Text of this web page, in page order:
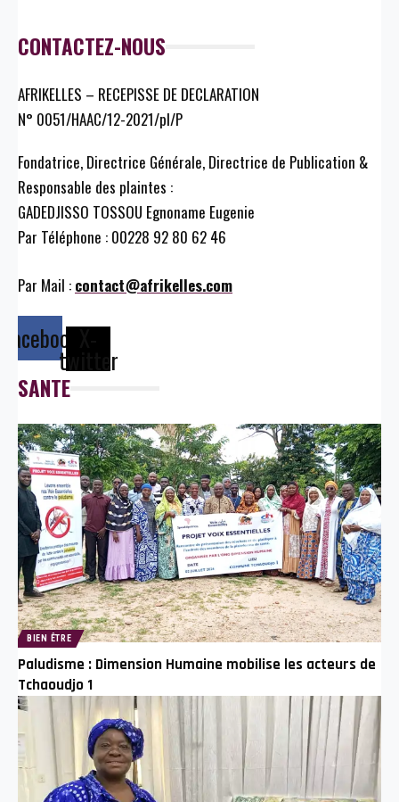
CONTACTEZ-NOUS
AFRIKELLES – RECEPISSE DE DECLARATION
N° 0051/HAAC/12-2021/pl/P
Fondatrice, Directrice Générale, Directrice de Publication &
Responsable des plaintes :
GADEDJISSO TOSSOU Egnoname Eugenie
Par Téléphone : 00228 92 80 62 46
Par Mail : contact@afrikelles.com
FacebookX-
twitter
SANTE
BIEN ÊTRE
Paludisme : Dimension Humaine mobilise les acteurs de
Tchaoudjo 1